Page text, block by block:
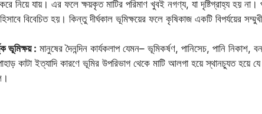
নিয়ে যায়। এর ফলে ক্ষয়কৃত মাটির পরিমাণ খুবই নগণ্য, যা দৃষ্টিগ্রাহ্য হয় না।
বিবেচিত হয়। কিন্তু দীর্ঘকাল ভূমিক্ষয়ের ফলে কৃষিকাজ একটি বিপর্যয়ের
ভূমিক্ষয় : মানুষের দৈনন্দিন কার্যকলাপ যেমন– ভূমিকর্ষণ, পানিসেচ, পানি
কাটা ইত্যাদি কারণে ভূমির উপরিভাগ থেকে মাটি আলগা হয়ে স্থানচ্যুত হয়ে